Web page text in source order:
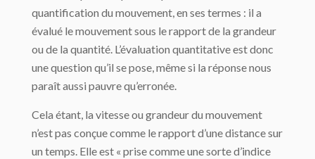
quantification du mouvement, en ses termes : il a
évalué le mouvement sous le rapport de la grandeur
ou de la quantité. L’évaluation quantitative est donc
une question qu’il se pose, même si la réponse nous
paraît aussi pauvre qu’erronée.
Cela étant, la vitesse ou grandeur du mouvement
n’est pas conçue comme le rapport d’une distance sur
un temps. Elle est « prise comme une sorte d’indice